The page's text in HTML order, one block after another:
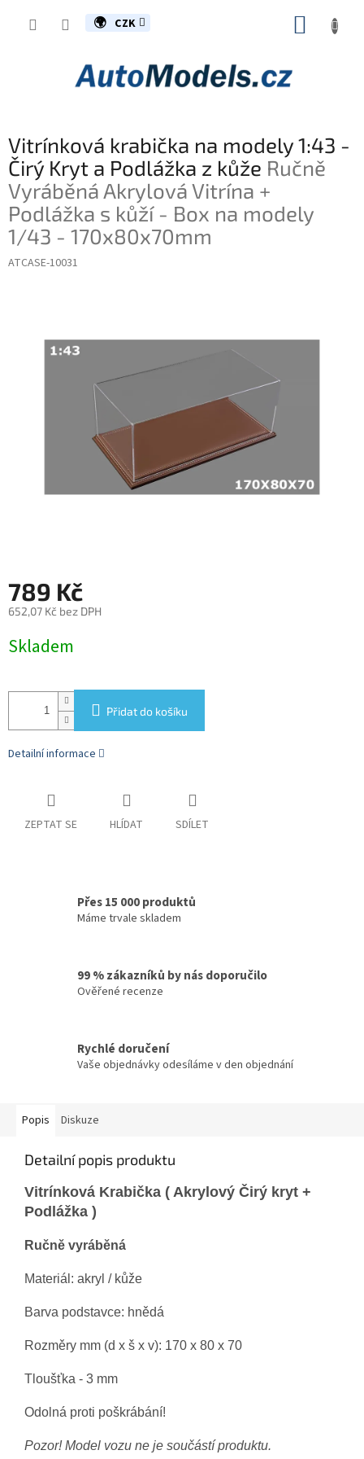
CZK
Vitrínková krabička na modely 1:43 -
Čirý Kryt a Podlážka z kůže Ručně
Vyráběná Akrylová Vitrína +
Podlážka s kůží - Box na modely
1/43 - 170x80x70mm
ATCASE-10031
789 Kč
652,07 Kč bez DPH
cena:
Skladem
Přidat do košíku
Detailní informace
ZEPTAT SE HLÍDAT SDÍLET
Přes 15 000 produktů
Máme trvale skladem
99 % zákazníků by nás doporučilo
Ověřené recenze
Rychlé doručení
Vaše objednávky odesíláme v den objednání
Popis Diskuze
Detailní popis produktu
Vitrínková Krabička ( Akrylový Čirý kryt +
Podlážka )
Ručně vyráběná
Materiál: akryl / kůže
Barva podstavce: hnědá
Rozměry mm (d x š x v): 170 x 80 x 70
Tloušťka - 3 mm
Odolná proti poškrábání!
Pozor! Model vozu ne je součástí produktu.